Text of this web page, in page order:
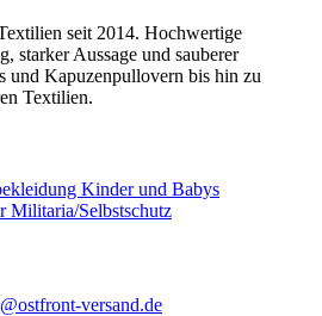
seit 2014. Hochwertige
starker Aussage und sauberer
und Kapuzenpullovern bis hin zu
Textilien.
Kinder und Babys
Militaria/Selbstschutz
versand.de